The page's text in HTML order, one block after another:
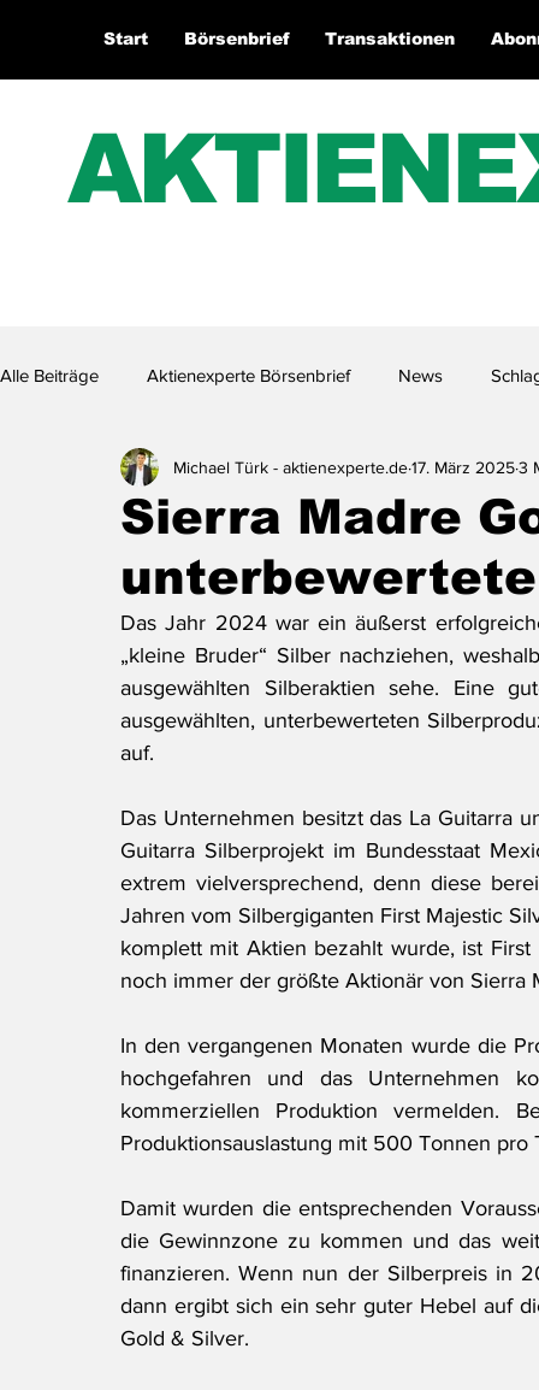
Start Börsenbrief Transaktionen
Alle Beiträge Aktienexperte Börsenbrief News
Aktienexperte.TV
Sierra Madre
Michael Türk - aktienexperte.de17. März 20253
Das Jahr 2024 war ein äußerst
„kleine Bruder“ Silber nachziehen,
ausgewählten Silberaktien sehe. Eine
ausgewählten, unterbewerteten
auf.
Das Unternehmen besitzt das La Guitarra
Guitarra Silberprojekt im Bundesstaat
extrem vielversprechend, denn diese
Jahren vom Silbergiganten First Majestic
komplett mit Aktien bezahlt wurde, ist
noch immer der größte Aktionär von Sierra
In den vergangenen Monaten wurde die
hochgefahren und das Unternehmen
kommerziellen Produktion
Produktionsauslastung mit 500 Tonnen pro
Damit wurden die entsprechenden
die Gewinnzone zu kommen und das
finanzieren. Wenn nun der Silberpreis in
dann ergibt sich ein sehr guter Hebel auf
Gold & Silver.